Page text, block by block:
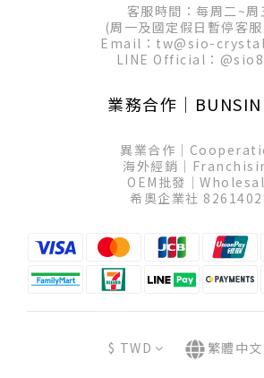
客服時間：每周二~周
(周一及國定假日暫停客
Email：tw@sio-
LINE Official：
業務合作
異業合作
海外經銷
OEM批發
希奧企業社
$ TWD 繁體中文